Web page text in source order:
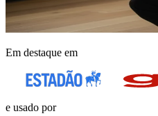
Em destaque em
e usado por